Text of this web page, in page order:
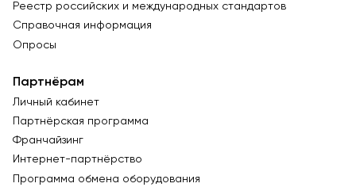
Реестр российских и международных стандартов
Справочная информация
Опросы
Партнёрам
Личный кабинет
Партнёрская программа
Франчайзинг
Интернет-партнёрство
Программа обмена оборудования